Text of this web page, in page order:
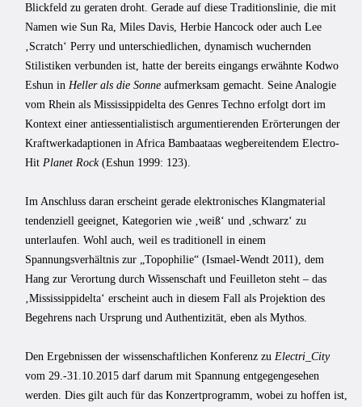
Blickfeld zu geraten droht. Gerade auf diese Traditionslinie, die mit
Namen wie Sun Ra, Miles Davis, Herbie Hancock oder auch Lee
‚Scratch‘ Perry und unterschiedlichen, dynamisch wuchernden
Stilistiken verbunden ist, hatte der bereits eingangs erwähnte Kodwo
Eshun in Heller als die Sonne aufmerksam gemacht. Seine Analogie
vom Rhein als Mississippidelta des Genres Techno erfolgt dort im
Kontext einer antiessentialistisch argumentierenden Erörterungen der
Kraftwerkadaptionen in Africa Bambaataas wegbereitendem Electro-
Hit Planet Rock (Eshun 1999: 123).
Im Anschluss daran erscheint gerade elektronisches Klangmaterial
tendenziell geeignet, Kategorien wie ‚weiß‘ und ‚schwarz‘ zu
unterlaufen. Wohl auch, weil es traditionell in einem
Spannungsverhältnis zur „Topophilie“ (Ismael-Wendt 2011), dem
Hang zur Verortung durch Wissenschaft und Feuilleton steht – das
‚Mississippidelta‘ erscheint auch in diesem Fall als Projektion des
Begehrens nach Ursprung und Authentizität, eben als Mythos.
Den Ergebnissen der wissenschaftlichen Konferenz zu Electri_City
vom 29.-31.10.2015 darf darum mit Spannung entgegengesehen
werden. Dies gilt auch für das Konzertprogramm, wobei zu hoffen ist,